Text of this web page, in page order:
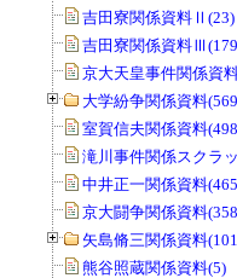
吉田寮関係資料Ⅱ(23)
吉田寮関係資料
京大天皇事件関係資
大学紛争関係資料
室賀信夫関係資料
滝川事件関係スクラ
中井正一関係資料
京大闘争関係資料
矢島脩三関係資料
熊谷照蔵関係資料(5)